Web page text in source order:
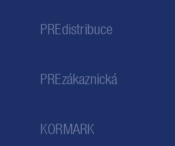
PREdistribuce
PREzákaznická
KORMARK